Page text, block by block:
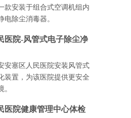
款安装于组合式空调机组内
电除尘消毒器。
医院-风管式电子除尘净
安塞区人民医院安装风管式
装置，为该医院提供更安全
。
医院健康管理中心体检